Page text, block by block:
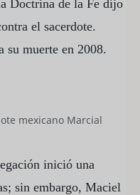
Doctrina de la Fe dijo
el sacerdote.
su muerte en 2008.
mexicano Marcial
inició una
sin embargo, Maciel